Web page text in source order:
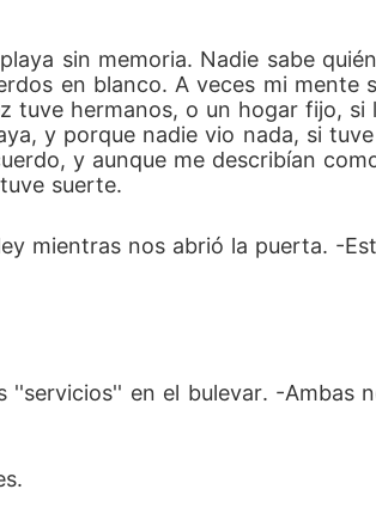
sin memoria. Nadie sabe
en blanco. A veces mi mente
tuve hermanos, o un hogar fijo, si
y porque nadie vio nada, si
y aunque me describían
suerte.
mientras nos abrió la puerta. -
en el bulevar. -Ambas